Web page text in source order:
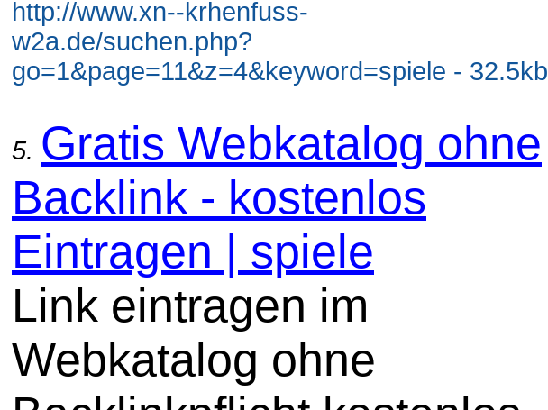
http://www.xn--krhenfuss-
w2a.de/suchen.php?
go=1&page=11&z=4&keyword=spiele - 32.5kb
5. Gratis Webkatalog ohne
Backlink - kostenlos
Eintragen | spiele
Link eintragen im
Webkatalog ohne